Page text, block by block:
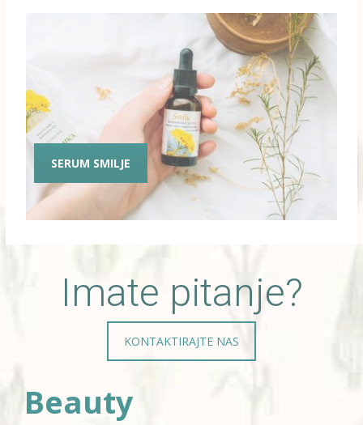
SERUM SMILJE
Imate pitanje?
KONTAKTIRAJTE NAS
Beauty